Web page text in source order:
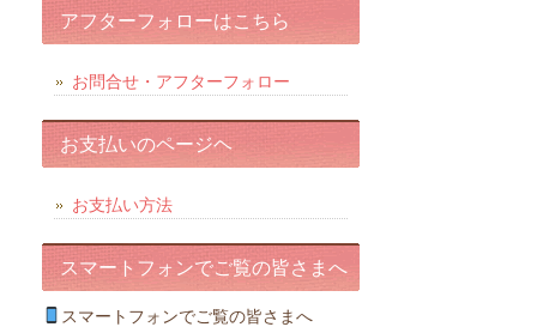
アフターフォローはこちら
お問合せ・アフターフォロー
お支払いのページヘ
お支払い方法
スマートフォンでご覧の皆さまへ
スマートフォンでご覧の皆さまへ